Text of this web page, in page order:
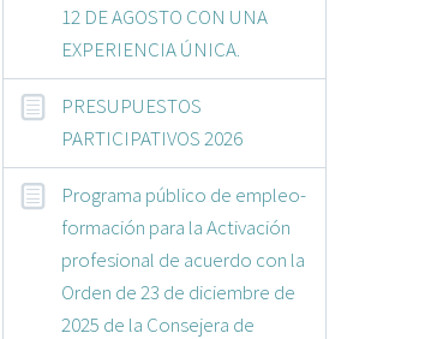
12 DE AGOSTO CON UNA
EXPERIENCIA ÚNICA.
PRESUPUESTOS
PARTICIPATIVOS 2026
Programa público de empleo-
formación para la Activación
profesional de acuerdo con la
Orden de 23 de diciembre de
2025 de la Consejera de